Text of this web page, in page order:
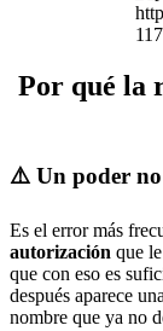
Por qué la
⚠️ Un poder no
Es el error más
autorización que
que con eso es
después aparece
nombre que ya no